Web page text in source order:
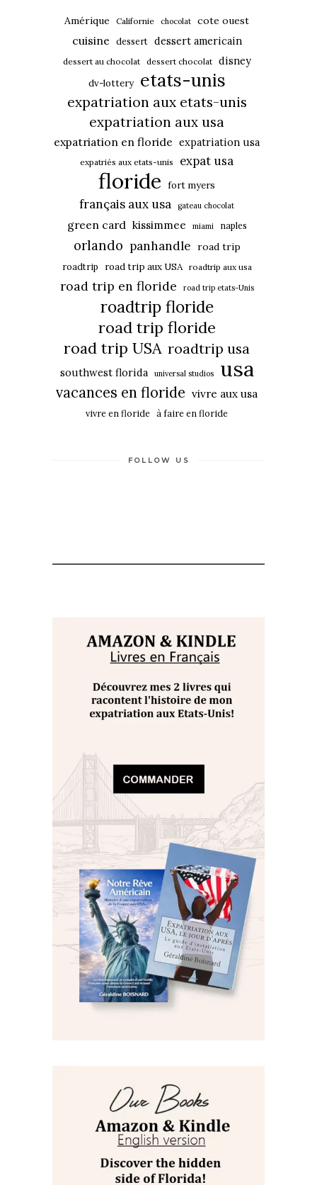
Amérique Californie chocolat cote ouest
cuisine dessert dessert americain
dessert au chocolat dessert chocolat disney
dv-lottery etats-unis
expatriation aux etats-unis
expatriation aux usa
expatriation en floride expatriation usa
expatriés aux etats-unis expat usa
floride fort myers
français aux usa gateau chocolat
green card kissimmee miami naples
orlando panhandle road trip
roadtrip road trip aux USA roadtrip aux usa
road trip en floride road trip etats-Unis
roadtrip floride
road trip floride
road trip USA roadtrip usa
southwest florida universal studios usa
vacances en floride vivre aux usa
vivre en floride à faire en floride
FOLLOW US